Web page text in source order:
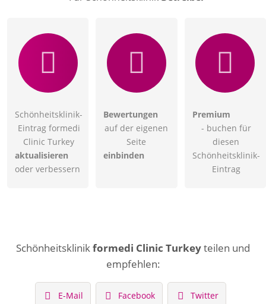
Schönheitsklinik-
Eintrag formedi
Clinic Turkey
aktualisieren
oder verbessern
Bewertungen
auf der eigenen
Seite
einbinden
Premium
- buchen für
diesen
Schönheitsklinik-
Eintrag
Schönheitsklinikformedi Clinic Turkeyteilen und
empfehlen:
E-Mail Facebook Twitter